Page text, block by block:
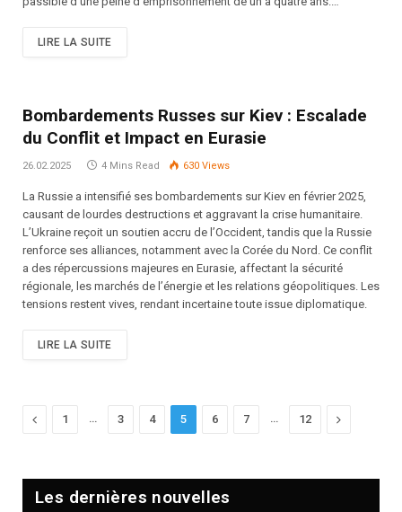
LIRE LA SUITE
Bombardements Russes sur Kiev : Escalade
du Conflit et Impact en Eurasie
26.02.2025 4 Mins Read 630 Views
La Russie a intensifié ses bombardements sur Kiev en février 2025,
causant de lourdes destructions et aggravant la crise humanitaire.
L’Ukraine reçoit un soutien accru de l’Occident, tandis que la Russie
renforce ses alliances, notamment avec la Corée du Nord. Ce conflit
a des répercussions majeures en Eurasie, affectant la sécurité
régionale, les marchés de l’énergie et les relations géopolitiques. Les
tensions restent vives, rendant incertaine toute issue diplomatique.
LIRE LA SUITE
Previous
1 … 3 4 5 6 7 … 12 Next
Les dernières nouvelles